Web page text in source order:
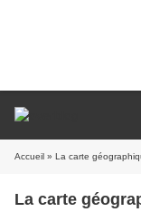
Accueil » La carte géographique de la
La carte